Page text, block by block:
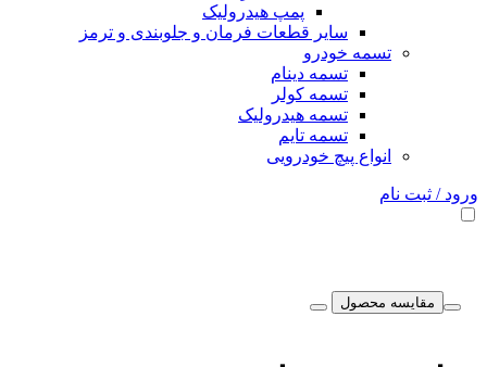
پمپ هیدرولیک
سایر قطعات فرمان و جلوبندی و ترمز
تسمه خودرو
تسمه دینام
تسمه کولر
تسمه هیدرولیک
تسمه تایم
انواع پیچ خودرویی
نام
محصول